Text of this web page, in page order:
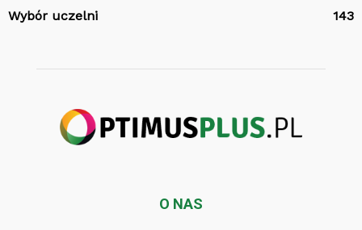
Wybór uczelni
143
O NAS